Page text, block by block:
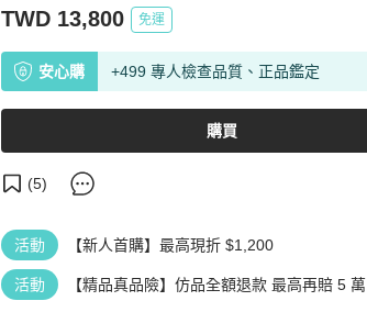
TWD 13,800 免運
安心購 +499 專人檢查品質、正品鑑定
購買
(5)
活動 【新人首購】最高現折 $1,200
活動 【精品真品險】仿品全額退款 最高再賠 5 萬